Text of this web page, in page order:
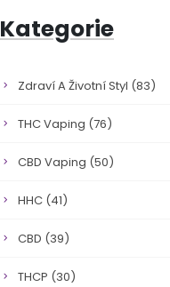
Kategorie
Zdraví A Životní Styl (83)
THC Vaping (76)
CBD Vaping (50)
HHC (41)
CBD (39)
THCP (30)